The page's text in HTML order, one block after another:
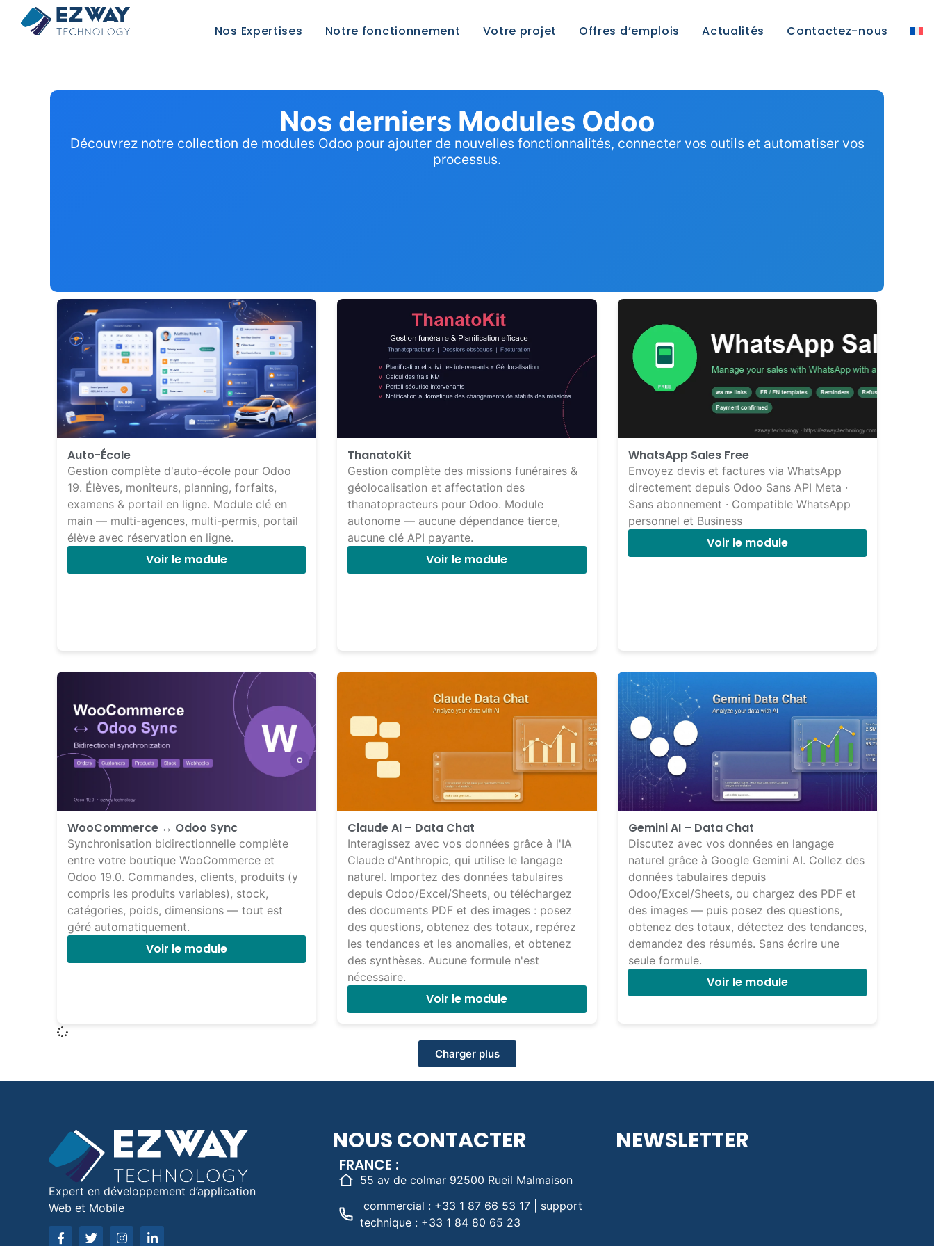
Nos Expertises Notre fonctionnement Votre projet Offres d’emplois Actualités Contactez-nous
Nos derniers Modules Odoo
Découvrez notre collection de modules Odoo pour ajouter de nouvelles fonctionnalités, connecter vos outils et automatiser vos
processus.
Auto-École
Gestion complète d'auto-école pour Odoo
19. Élèves, moniteurs, planning, forfaits,
examens & portail en ligne. Module clé en
main — multi-agences, multi-permis, portail
élève avec réservation en ligne.
Voir le module
ThanatoKit
Gestion complète des missions funéraires &
géolocalisation et affectation des
thanatopracteurs pour Odoo. Module
autonome — aucune dépendance tierce,
aucune clé API payante.
Voir le module
WhatsApp Sales Free
Envoyez devis et factures via WhatsApp
directement depuis Odoo Sans API Meta ·
Sans abonnement · Compatible WhatsApp
personnel et Business
Voir le module
WooCommerce ↔ Odoo Sync
Synchronisation bidirectionnelle complète
entre votre boutique WooCommerce et
Odoo 19.0. Commandes, clients, produits (y
compris les produits variables), stock,
catégories, poids, dimensions — tout est
géré automatiquement.
Voir le module
Claude AI – Data Chat
Interagissez avec vos données grâce à l'IA
Claude d'Anthropic, qui utilise le langage
naturel. Importez des données tabulaires
depuis Odoo/Excel/Sheets, ou téléchargez
des documents PDF et des images : posez
des questions, obtenez des totaux, repérez
les tendances et les anomalies, et obtenez
des synthèses. Aucune formule n'est
nécessaire.
Voir le module
Gemini AI – Data Chat
Discutez avec vos données en langage
naturel grâce à Google Gemini AI. Collez des
données tabulaires depuis
Odoo/Excel/Sheets, ou chargez des PDF et
des images — puis posez des questions,
obtenez des totaux, détectez des tendances,
demandez des résumés. Sans écrire une
seule formule.
Voir le module
Charger plus
Expert en développement d’application
Web et Mobile
NOUS CONTACTER
FRANCE :
55 av de colmar 92500 Rueil Malmaison
commercial : +33 1 87 66 53 17 | support
technique : +33 1 84 80 65 23
NEWSLETTER